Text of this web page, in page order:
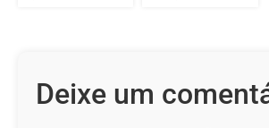
Deixe um